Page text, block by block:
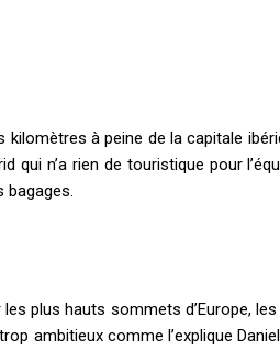
kilomètres à peine de la capitale
qui n’a rien de touristique pour l’
bagages.
les plus hauts sommets d’Europe,
ambitieux comme l’explique